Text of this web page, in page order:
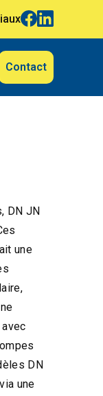
Contact
DN JN
une
DN
une